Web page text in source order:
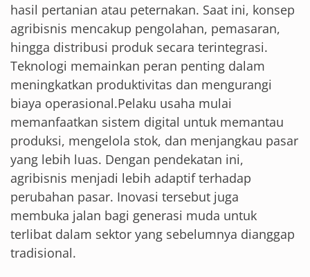
hasil pertanian atau peternakan. Saat ini, konsep
agribisnis mencakup pengolahan, pemasaran,
hingga distribusi produk secara terintegrasi.
Teknologi memainkan peran penting dalam
meningkatkan produktivitas dan mengurangi
biaya operasional.Pelaku usaha mulai
memanfaatkan sistem digital untuk memantau
produksi, mengelola stok, dan menjangkau pasar
yang lebih luas. Dengan pendekatan ini,
agribisnis menjadi lebih adaptif terhadap
perubahan pasar. Inovasi tersebut juga
membuka jalan bagi generasi muda untuk
terlibat dalam sektor yang sebelumnya dianggap
tradisional.